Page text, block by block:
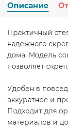
Описание
Практичный
надежного
дома. Модель
позволяет
Удобен в
аккуратное и
Подходит для
материалов и